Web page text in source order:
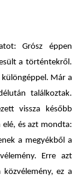
Grósz éppen
a történtekről.
Már a
találkoztak.
vissza később
és azt mondta:
a megyékből a
Erre azt
ez a